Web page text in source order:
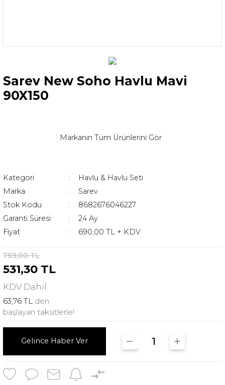
Sarev New Soho Havlu Mavi
90X150
Markanın Tüm Ürünlerini Gör
Kategori
Havlu & Havlu Seti
Marka
Sarev
Stok Kodu
8682676046227
Garanti Süresi
24 Ay
Fiyat
690,00 TL + KDV
759,00 TL
531,30 TL
KDV Dahil
63,76 TL den
başlayan taksitlerle!
Gelince Haber Ver